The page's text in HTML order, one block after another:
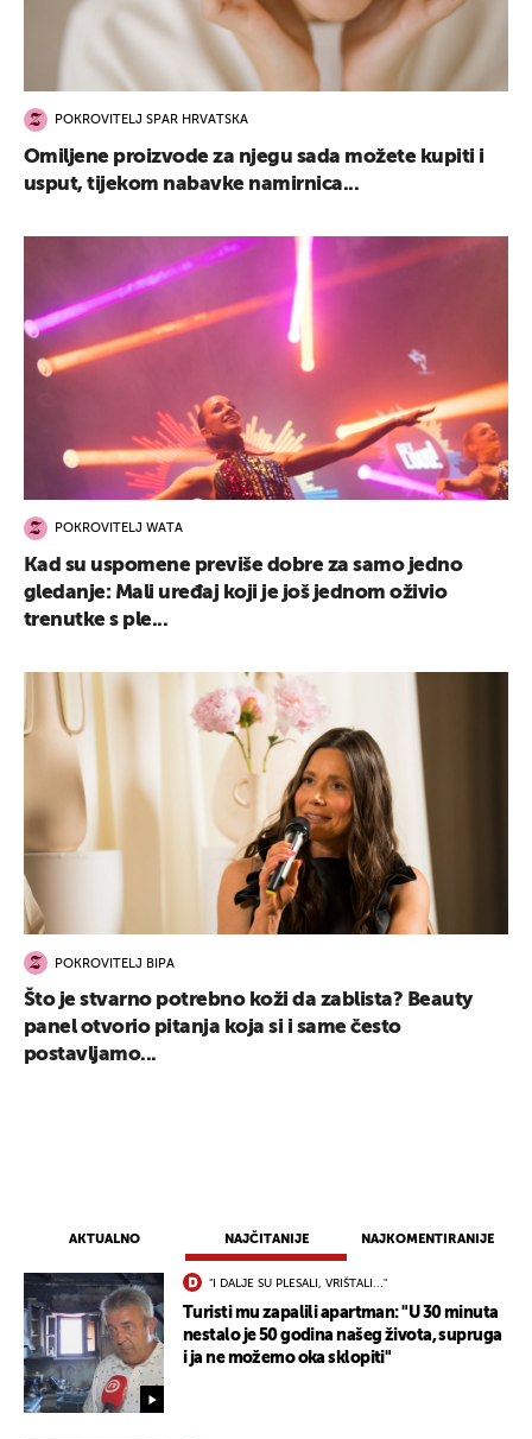
AKTUALNO NAJČITANIJE NAJKOMENTIRANIJE
"I DALJE SU PLESALI, VRIŠTALI..."
Turisti mu zapalili apartman: "U 30 minuta
nestalo je 50 godina našeg života, supruga
i ja ne možemo oka sklopiti"
POKROVITELJ SPAR HRVATSKA
Omiljene proizvode za njegu sada možete kupiti i
usput, tijekom nabavke namirnica...
POKROVITELJ WATA
Kad su uspomene previše dobre za samo jedno
gledanje: Mali uređaj koji je još jednom oživio
trenutke s ple...
POKROVITELJ BIPA
Što je stvarno potrebno koži da zablista? Beauty
panel otvorio pitanja koja si i same često
postavljamo...